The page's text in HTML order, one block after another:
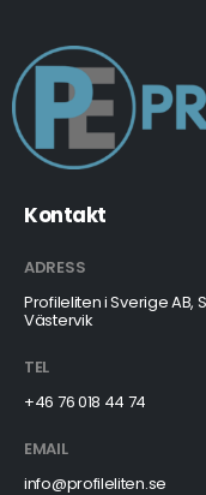
Kontakt
ADRESS
Profileliten i Sverige
Västervik
TEL
+46 76 018 44 74
EMAIL
info@profileliten.se